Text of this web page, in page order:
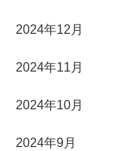
2024年12月
2024年11月
2024年10月
2024年9月